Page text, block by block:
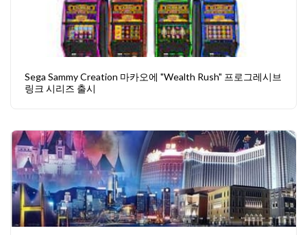
Sega Sammy Creation 마카오에 "Wealth Rush" 프로그레시브
링크 시리즈 출시